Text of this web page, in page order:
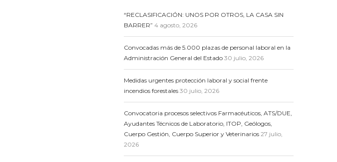
“RECLASIFICACIÓN: UNOS POR OTROS, LA CASA SIN
BARRER” 4 agosto, 2026
Convocadas más de 5.000 plazas de personal laboral en la
Administración General del Estado 30 julio, 2026
Medidas urgentes protección laboral y social frente
incendios forestales 30 julio, 2026
Convocatoria procesos selectivos Farmacéuticos, ATS/DUE,
Ayudantes Técnicos de Laboratorio, ITOP, Geólogos,
Cuerpo Gestión, Cuerpo Superior y Veterinarios 27 julio,
2026